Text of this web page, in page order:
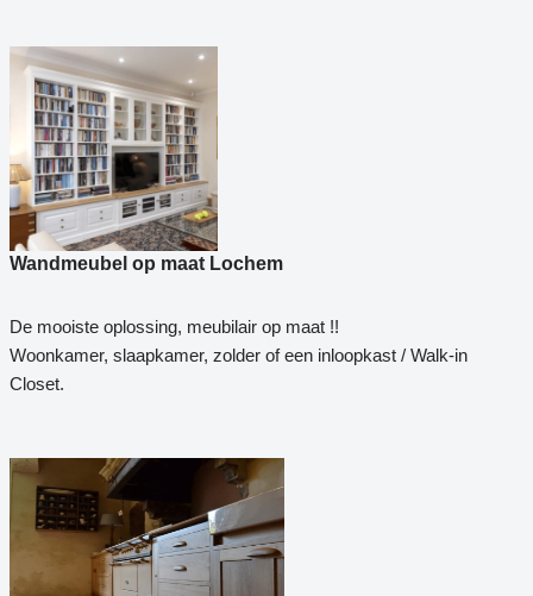
Wandmeubel op maat Lochem
De mooiste oplossing, meubilair op maat !!
Woonkamer, slaapkamer, zolder of een inloopkast / Walk-in
Closet.